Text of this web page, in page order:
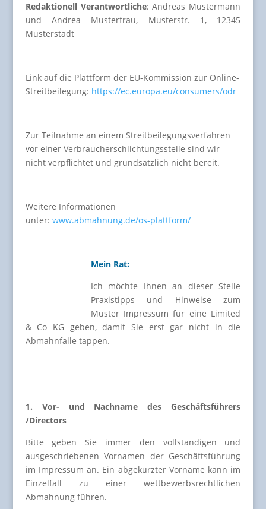
Redaktionell Verantwortliche: Andreas Mustermann
und Andrea Musterfrau, Musterstr. 1, 12345
Musterstadt
Link auf die Plattform der EU-Kommission zur Online-
Streitbeilegung: https://ec.europa.eu/consumers/odr
Zur Teilnahme an einem Streitbeilegungsverfahren
vor einer Verbraucherschlichtungsstelle sind wir
nicht verpflichtet und grundsätzlich nicht bereit.
Weitere Informationen
unter: www.abmahnung.de/os-plattform/
Mein Rat:
Ich möchte Ihnen an dieser Stelle
Praxistipps und Hinweise zum
Muster Impressum für eine Limited
& Co KG geben, damit Sie erst gar nicht in die
Abmahnfalle tappen.
1. Vor- und Nachname des Geschäftsführers
/Directors
Bitte geben Sie immer den vollständigen und
ausgeschriebenen Vornamen der Geschäftsführung
im Impressum an. Ein abgekürzter Vorname kann im
Einzelfall zu einer wettbewerbsrechtlichen
Abmahnung führen.